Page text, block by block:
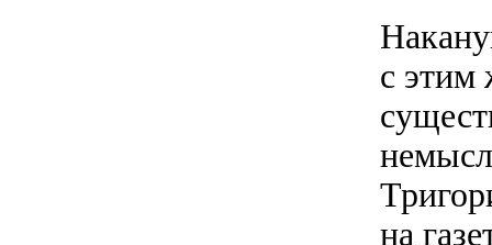
с этим
на